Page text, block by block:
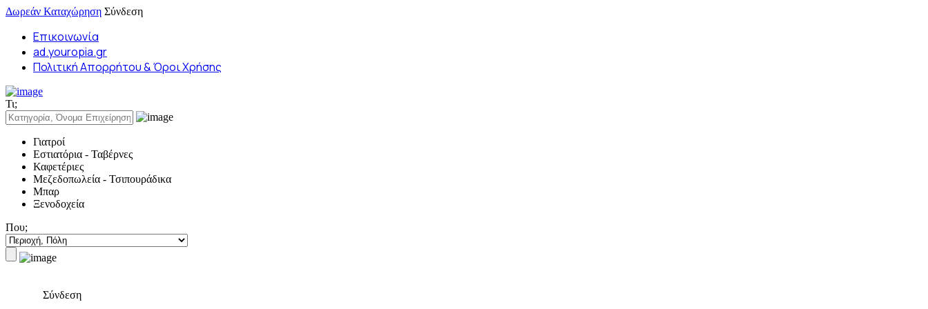
Δωρεάν Καταχώρηση Σύνδεση
Επικοινωνία
ad.youropia.gr
Πολιτική Απορρήτου & Όροι Χρήσης
Τι;
Γιατροί
Εστιατόρια - Ταβέρνες
Καφετέριες
Μεζεδοπωλεία - Τσιπουράδικα
Μπαρ
Ξενοδοχεία
Που;
Σύνδεση